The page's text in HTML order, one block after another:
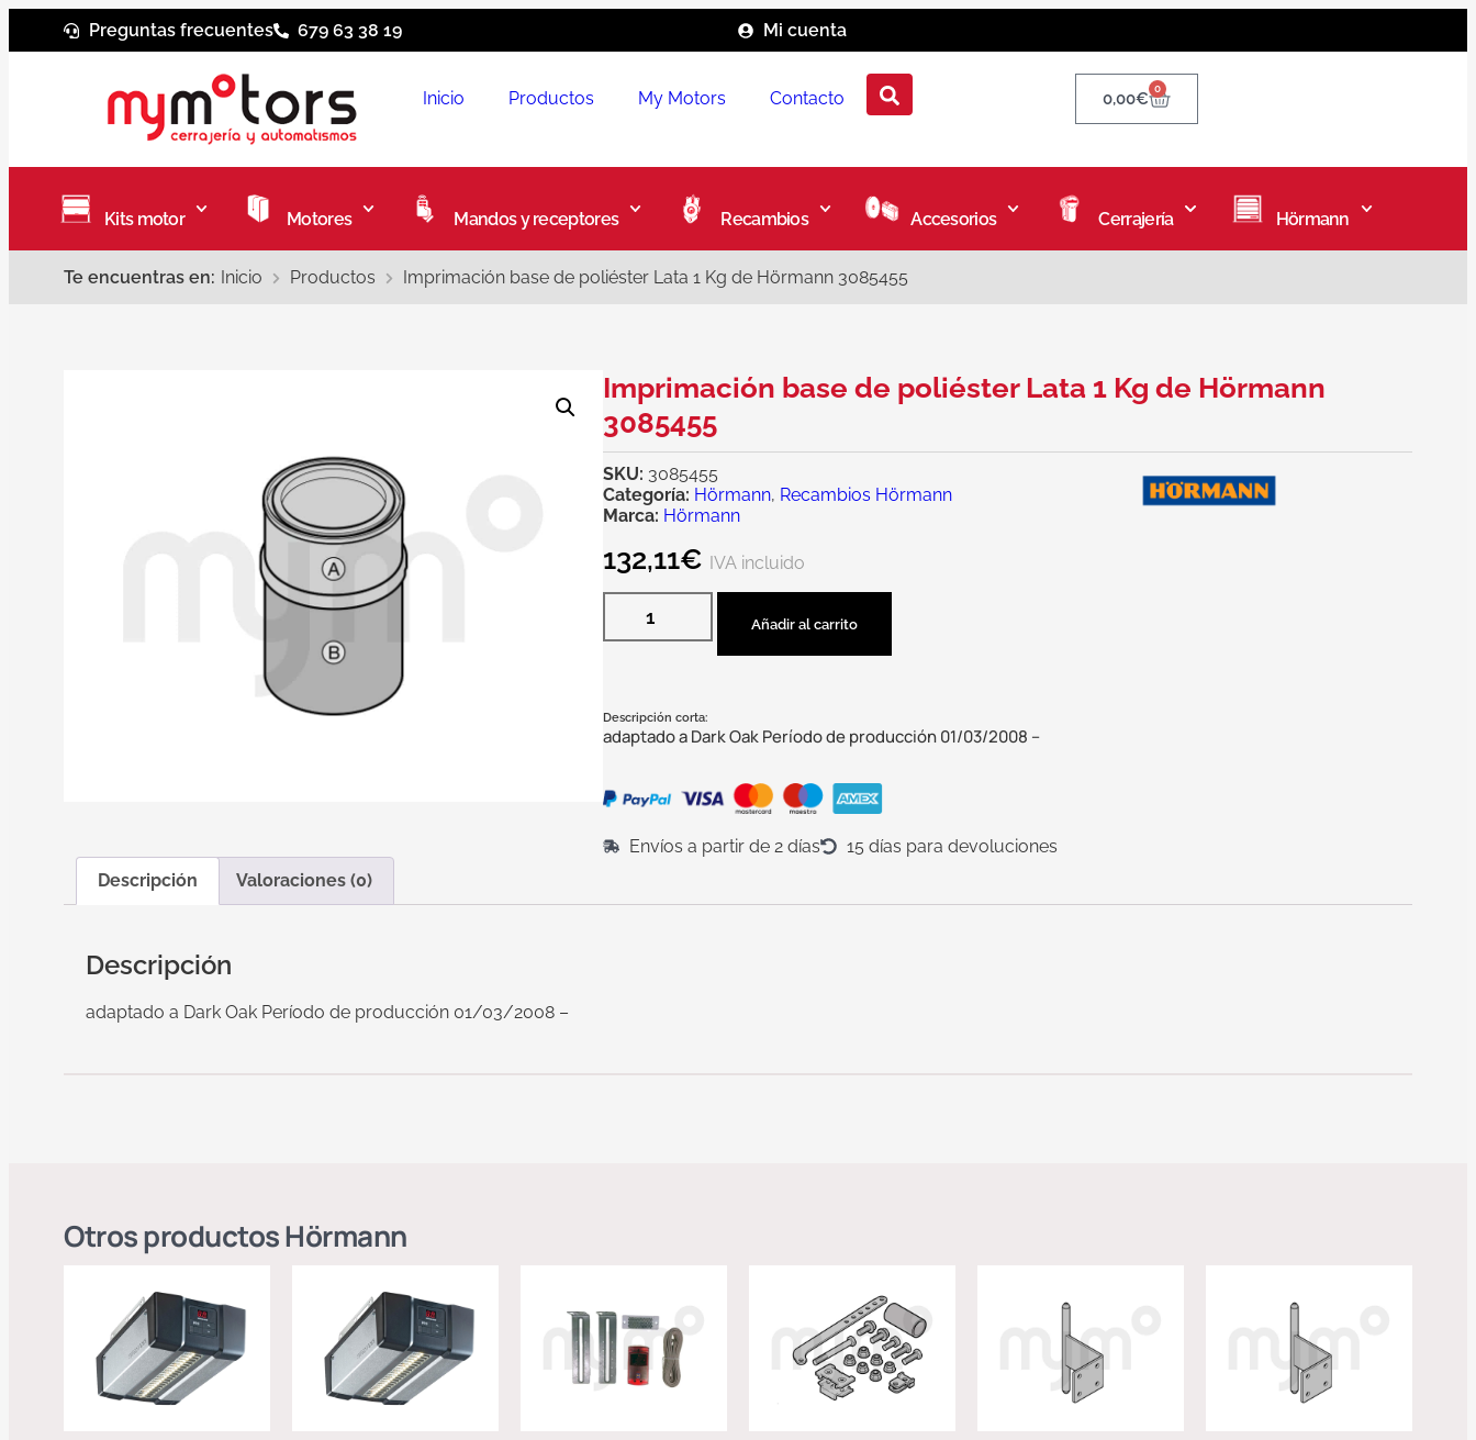
Preguntas frecuentes 679 63 38 19 Mi cuenta
Inicio Productos My Motors Contacto 0,00€ 0
Kits motor Motores Mandos y receptores Recambios Accesorios Cerrajería Hörmann
Te encuentras en: Inicio Productos Imprimación base de poliéster Lata 1 Kg de Hörmann 3085455
Imprimación base de poliéster Lata 1 Kg de Hörmann
3085455
SKU: 3085455
Categoría: Hörmann, Recambios Hörmann
Marca: Hörmann
132,11€ IVA incluido
Añadir al carrito
Descripción corta:
adaptado a Dark Oak Período de producción 01/03/2008 –
Envíos a partir de 2 días
15 días para devoluciones
Descripción
Valoraciones (0)
Descripción
adaptado a Dark Oak Período de producción 01/03/2008 –
Otros productosHörmann